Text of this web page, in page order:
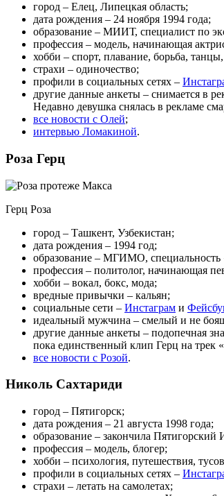
город – Елец, Липецкая область;
дата рождения – 24 ноября 1994 года;
образование – МИИТ, специалист по
профессия – модель, начинающая
хобби – спорт, плавание, борьба,
страхи – одиночество;
профили в социальных сетях –
другие данные анкеты – снимается в
Недавно девушка снялась в рекламе
все новости с Олей;
интервью Ломакиной.
Роза Герц
Герц Роза
город – Ташкент, Узбекистан;
дата рождения – 1994 год;
образование – МГИМО,
профессия – политолог, начинающая
хобби – вокал, бокс, мода;
вредные привычки – кальян;
социальные сети – Инстаграм и
идеальный мужчина – смелый и не
другие данные анкеты – подопечная
пока единственный клип Герц на трек
все новости с Розой.
Николь Сахтариди
город – Пятигорск;
дата рождения – 21 августа 1998 года;
образование – закончила Пятигорский
профессия – модель, блогер;
хобби – психология, путешествия,
профили в социальных сетях –
страхи – летать на самолетах;